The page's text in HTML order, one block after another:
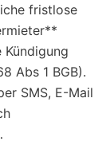
fristlose
Abs 1 BGB).
SMS, E-Mail